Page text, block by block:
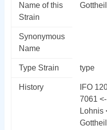
Name of this
Strain
Synonymous
Name
Type Strain type
History
IFO
7061
Lohnis
Gottheil